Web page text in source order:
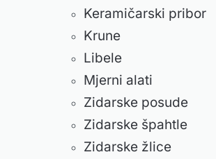
Keramičarski pribor
Krune
Libele
Mjerni alati
Zidarske posude
Zidarske špahtle
Zidarske žlice